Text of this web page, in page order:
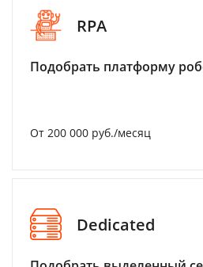
RPA
Подобрать платформу
От 200 000 руб./месяц
Dedicated